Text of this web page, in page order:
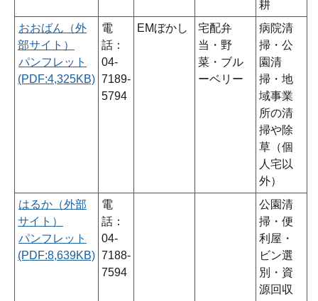
耕
おおばん（外
部サイト）
パンフレット
(PDF:4,325KB)
電
話：
04-
7189-
5794
EMぼかし
宅配弁
当・野
菜・ブル
ーベリー
病院清
掃・公
園清
掃・地
域事業
所の清
掃や除
草（個
人宅以
外）
はるか（外部
サイト）
パンフレット
(PDF:8,639KB)
電
話：
04-
7188-
7594
公園清
掃・便
利屋・
ビン選
別・資
源回収